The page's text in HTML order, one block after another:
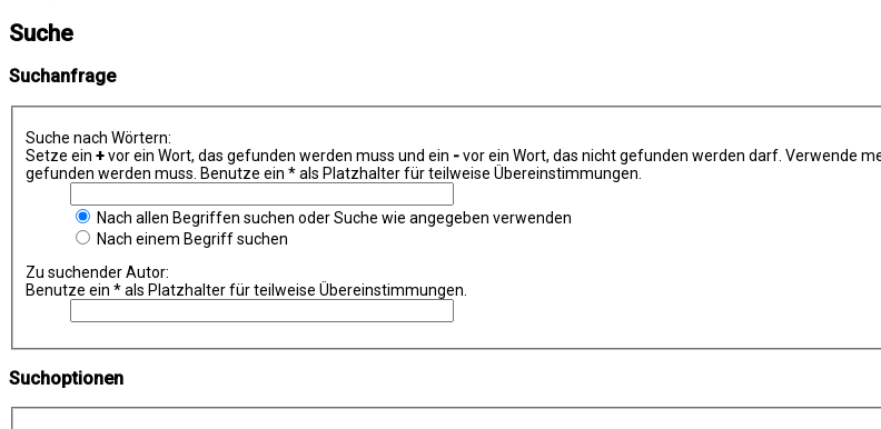
Suche
Suchanfrage
Suche nach Wörtern:
Setze ein +vor ein Wort, das gefunden werden muss und ein -vor ein Wort, das nicht gefunden werden darf. Verwende
gefunden werden muss. Benutze ein * als Platzhalter für teilweise Übereinstimmungen.
Nach allen Begriffen suchen oder Suche wie angegeben verwenden
Nach einem Begriff suchen
Zu suchender Autor:
Benutze ein * als Platzhalter für teilweise Übereinstimmungen.
Suchoptionen